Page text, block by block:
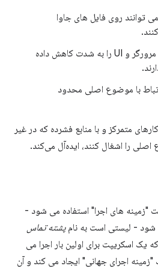
توانند روی فایل های جاوا
آنها دسترسی به پنجره مرورگر و UI را به شدت کاهش داده
با موضوع اصلی محدود
متمرکز و با منابع فشرده که در غیر
را اشغال کنند، ایده‌آل می‌کند.
"زمینه های اجرا" استفاده می شود -
شود - لیستی است به نامپشته تماس
اسکریپت برای اولین بار اجرا می
اجرای جهانی" ایجاد می کند و آن